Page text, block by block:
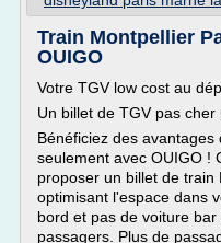
Train Montpellier
OUIGO
Votre TGV low cost au
Un billet de TGV pas cher
Bénéficiez des
seulement avec OUIGO !
proposer un billet de train
optimisant l'espace dans
bord et pas de voiture
passagers. Plus de